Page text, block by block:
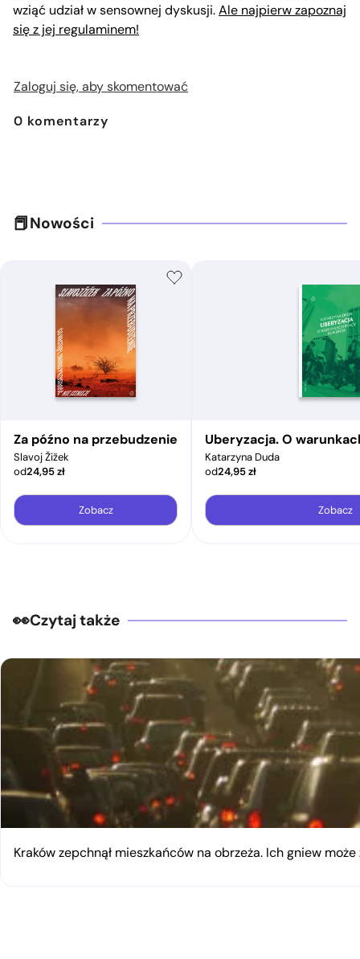
wziąć udział w sensownej dyskusji.Ale najpierw zapoznaj
się z jej regulaminem!
Zaloguj się, aby skomentować
0 komentarzy
Nowości
Za późno na przebudzenie
Slavoj Žižek
od24,95zł
Zobacz
Uberyzacja. O
Katarzyna Duda
od24,95zł
Zobacz
Czytaj także
Kraków zepchnął mieszkańców na obrzeża. Ich gniew